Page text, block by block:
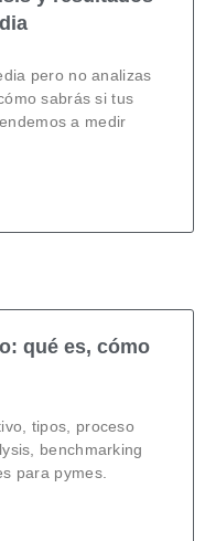
pero no analizas
sabrás si tus
a medir
qué es, cómo
tipos, proceso
benchmarking
para pymes.